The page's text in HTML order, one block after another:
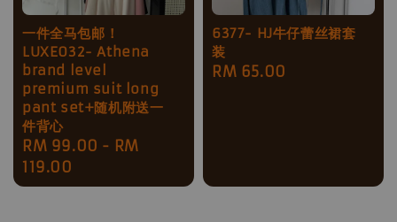
一件全马包邮！
LUXE032- Athena
brand level
premium suit long
pant set+随机附送一
件背心
Regular
price
RM 99.00 - RM
119.00
6377- HJ牛仔蕾丝裙套
装
Regular
RM 65.00